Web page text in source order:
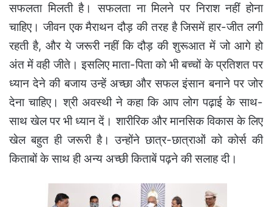
सफलता मिलती है। सफलता ना मिलने पर निराश नहीं होना
चाहिए। जीवन एक मैराथन दौड़ की तरह है जिसमें हार-जीत लगी
रहती है, और ये जरूरी नहीं कि दौड़ की शुरूआत में जो आगे हो
अंत में वही जीते। इसलिए माता-पिता को भी बच्चों के प्रतिशत पर
ध्यान देने की बजाय उन्हें अच्छा और सफल इंसान बनाने पर जोर
देना चाहिए। श्री अवस्थी ने कहा कि आप लोग पढ़ाई के साथ-
साथ खेल पर भी ध्यान दें। शारीरिक और मानसिक विकास के लिए
खेल बहुत ही जरूरी है। उन्होंने छात्र-छात्राओं को कोर्स की
किताबों के साथ ही अन्य अच्छी किताबें पढ़ने की सलाह दी।